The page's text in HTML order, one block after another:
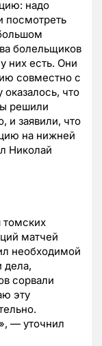
надо
посмотреть
болельщиков
них есть. Они
совместно с
что
решили
и заявили, что
на нижней
Николай
томских
матчей
необходимой
дела,
сорвали
эту
— уточнил